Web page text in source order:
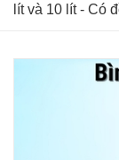
lít và 10 lít - Có